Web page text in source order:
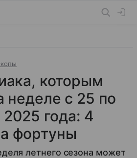
которым
неделе с 25 по
2025 года: 4
фортуны
летнего сезона может